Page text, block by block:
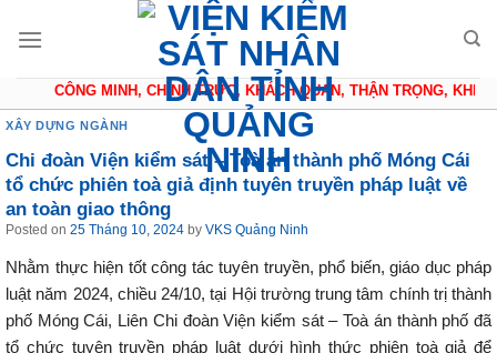
CÔNG MINH, CHÍNH TRỰC, KHÁCH QUAN, THẬN TRỌNG, KHIÊM
XÂY DỰNG NGÀNH
Chi đoàn Viện kiểm sát – Toà án thành phố Móng Cái
tổ chức phiên toà giả định tuyên truyền pháp luật về
an toàn giao thông
Posted on 25 Tháng 10, 2024 by VKS Quảng Ninh
Nhằm thực hiện tốt công tác tuyên truyền, phổ biến, giáo dục pháp
luật năm 2024, chiều 24/10, tại Hội trường trung tâm chính trị thành
phố Móng Cái, Liên Chi đoàn Viện kiểm sát – Toà án thành phố đã
tổ chức tuyên truyền pháp luật dưới hình thức phiên toà giả để